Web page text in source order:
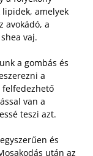
amelyek
avokádó, a
vaj.
a gombás és
a
van a
teszi azt.
és
után az